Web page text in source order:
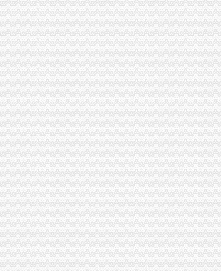
市重庆营业执照注销局12315综合指挥调度中心4月份第2周受理况分析
全市重庆分公司注销消委系统工作会议提出把维权微博造成消委会响亮品牌
全市工商系统“四个化”重庆税务注销整人力资源市场秩序取得成效
全市重庆分公司注销政务公开工作座谈会在市工商局召开
2011年第一期全国工商系统外资登记管理干部业务交流活动在重庆开班
全市重庆营业执照注销批微型企业开业况良好
万州局重庆分公司注销在工商所全面设立非公建指导站
石柱局五措施造“零距离服务型工商”重庆税务注销
渝北局嘉州所多思路、重庆营业执照注销多形式、多举措推动非公经济建工作
北碚局“早、全、清”重庆公司注销开展游走字幕广告整
工商动态
我市重庆分公司注销出台在校大创办微型企业相关办法
批全国外资登记管理干部业务交流会在高新区局重庆代办公司成功召开
双桥区采取多项措施化微型企业发展
大足局重庆税务注销查处一起商业贿赂案
全市重庆分公司注销工商系统加对问题锦湖轮胎退市监管工作
沙坪坝局重庆税务注销认真开展房地产广告整
南岸局与公安部门构建“三项机制”重庆分公司注销推动食品安全专项整工作
江北局查处一起销售侵“牌”重庆代办公司注册商标专用权洋酒案
大足局查获侵商标专用权的重庆分公司注销“九” 豆浆机49台
渝中局重庆代办公司开展无照经营小旅馆专项取缔行动
重庆出台个企业信用信息征集和公开管理规范文件
“和硕联合”重庆公司注销正式落户两江新区
2010年重庆市重庆税务注销流通领域激光视盘机质量监测况
渝北局在网络购物领域查获56万元的重庆公司注销冒侵权商品
奉节局推行“十个一”重庆分公司注销确保果农用上放心农资